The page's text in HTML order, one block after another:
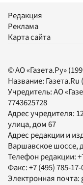
Редакция
Реклама
Карта сайта
© АО «Газета.Ру»
Название: Газета.Ru
Учредитель:АО
7743625728
Адрес учредителя:
улица, дом 67
Адрес редакции и
Варшавское шоссе,
Телефон редакции:
Факс:+7 (495) 785-
Электронная почта: